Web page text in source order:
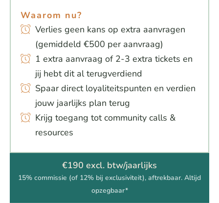
Waarom nu?
Verlies geen kans op extra aanvragen
(gemiddeld €500 per aanvraag)
1 extra aanvraag of 2-3 extra tickets en
jij hebt dit al terugverdiend
Spaar direct loyaliteitspunten en verdien
jouw jaarlijks plan terug
Krijg toegang tot community calls &
resources
€190 excl. btw/jaarlijks
15% commissie (of 12% bij exclusiviteit), aftrekbaar. Altijd
opzegbaar*